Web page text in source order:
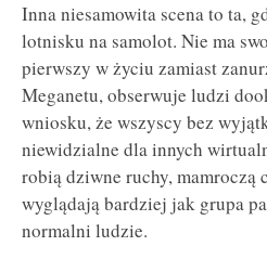
Inna niesamowita scena to ta,
lotnisku na samolot. Nie ma
pierwszy w życiu zamiast
Meganetu, obserwuje ludzi
wniosku, że wszyscy bez
niewidzialne dla innych
robią dziwne ruchy, mamroczą
wyglądają bardziej jak grupa
normalni ludzie.